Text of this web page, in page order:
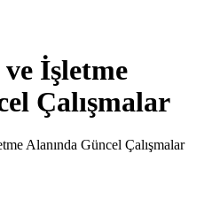
İşletme
Çalışmalar
Alanında Güncel Çalışmalar